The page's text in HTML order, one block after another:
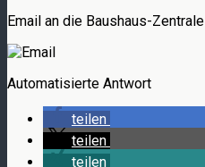
Email an die Baushaus-Zentrale
Automatisierte Antwort
teilen
teilen
teilen